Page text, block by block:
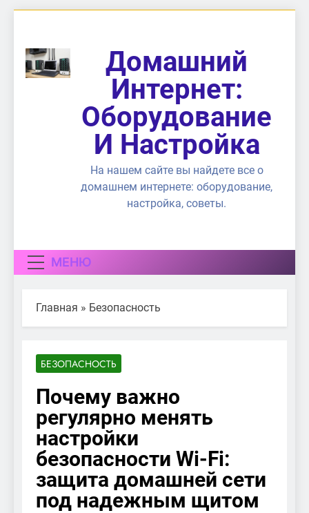
содержимому
Домашний
Интернет:
Оборудование
И Настройка
На нашем сайте вы найдете все о
домашнем интернете: оборудование,
настройка, советы.
МЕНЮ
Главная » Безопасность
БЕЗОПАСНОСТЬ
Почему важно
регулярно менять
настройки
безопасности Wi-Fi:
защита домашней сети
под надежным щитом